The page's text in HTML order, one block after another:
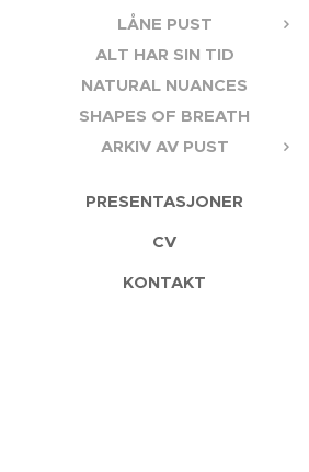
LÅNE PUST
ALT HAR SIN TID
NATURAL NUANCES
SHAPES OF BREATH
ARKIV AV PUST
PRESENTASJONER
CV
KONTAKT